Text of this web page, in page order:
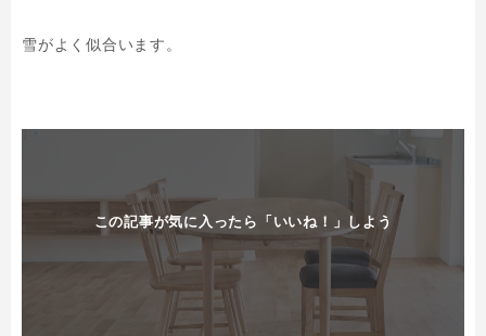
雪がよく似合います。
この記事が気に入ったら「いいね！」しよう